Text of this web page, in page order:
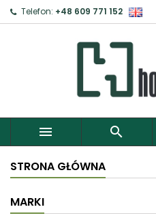
Telefon: +48 609 771 152
 
STRONA GŁÓWNA
MARKI